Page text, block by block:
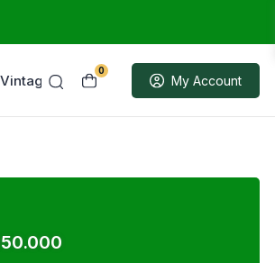
0
My Account
Vintage Sample